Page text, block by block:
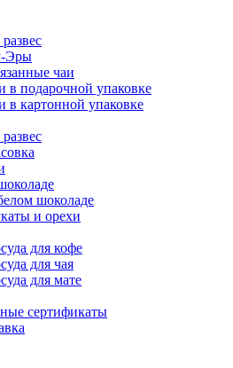
Эры
чаи
в подарочной упаковке
в картонной упаковке
шоколаде
и орехи
для кофе
для чая
для мате
сертификаты